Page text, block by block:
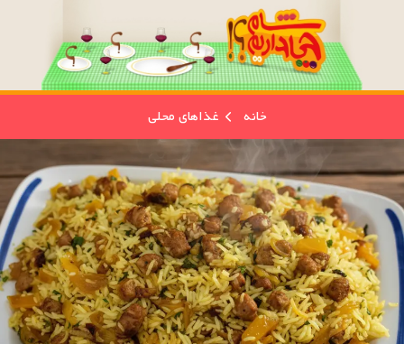
خانه غذاهای محلی